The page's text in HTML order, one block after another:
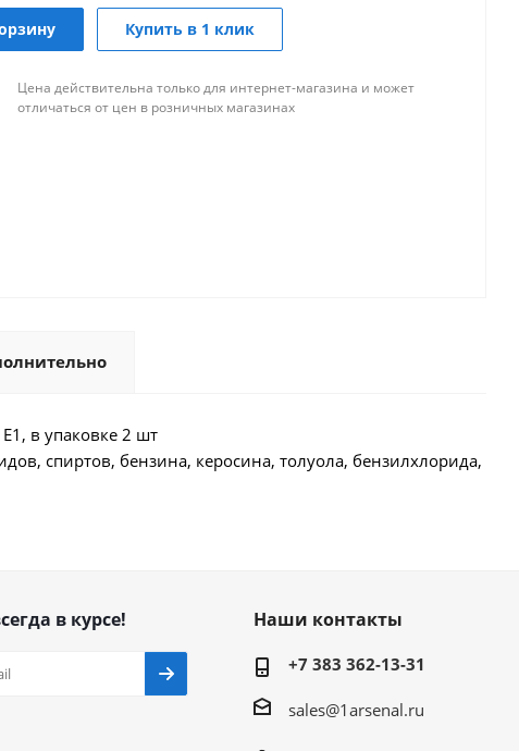
Купить в 1 клик
Цена действительна только для интернет-магазина и может
отличаться от цен в розничных магазинах
в упаковке 2 шт
спиртов, бензина, керосина, толуола, бензилхлорида,
в курсе! Наши контакты
+7 383 362-13-31
sales@1arsenal.ru